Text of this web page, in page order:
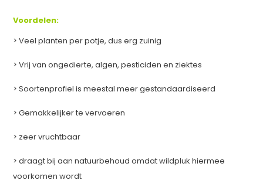
Voordelen:
> Veel planten per potje, dus erg zuinig
> Vrij van ongedierte, algen, pesticiden en ziektes
> Soortenprofiel is meestal meer gestandaardiseerd
> Gemakkelijker te vervoeren
> zeer vruchtbaar
> draagt bij aan natuurbehoud omdat wildpluk hiermee
voorkomen wordt